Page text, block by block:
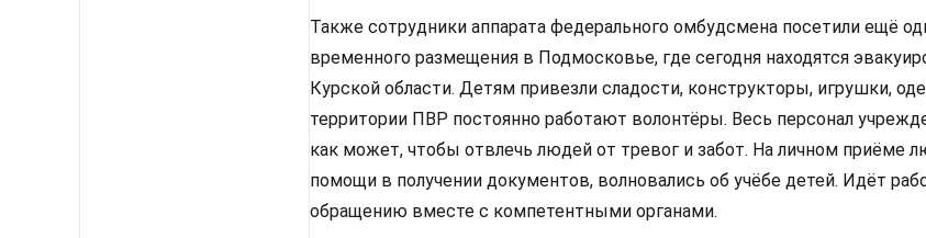
Также сотрудники аппарата федерального омбудсмена посетили ещё
временного размещения в Подмосковье, где сегодня находятся
Курской области. Детям привезли сладости, конструкторы, игрушки,
территории ПВР постоянно работают волонтёры. Весь персонал
как может, чтобы отвлечь людей от тревог и забот. На личном приёме
помощи в получении документов, волновались об учёбе детей. Идёт
обращению вместе с компетентными органами.